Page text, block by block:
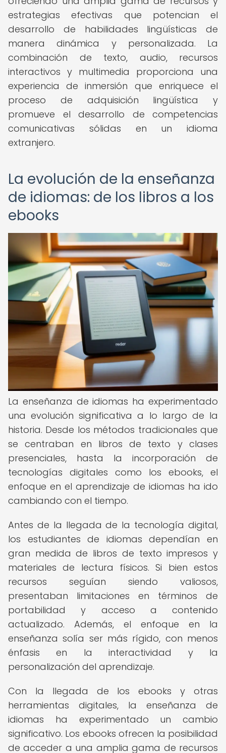
estrategias efectivas que potencian el
desarrollo de habilidades lingüísticas de
manera dinámica y personalizada. La
combinación de texto, audio, recursos
interactivos y multimedia proporciona una
experiencia de inmersión que enriquece el
proceso de adquisición lingüística y
promueve el desarrollo de competencias
comunicativas sólidas en un idioma
extranjero.
La evolución de la enseñanza
de idiomas: de los libros a los
ebooks
La enseñanza de idiomas ha experimentado
una evolución significativa a lo largo de la
historia. Desde los métodos tradicionales que
se centraban en libros de texto y clases
presenciales, hasta la incorporación de
tecnologías digitales como los ebooks, el
enfoque en el aprendizaje de idiomas ha ido
cambiando con el tiempo.
Antes de la llegada de la tecnología digital,
los estudiantes de idiomas dependían en
gran medida de libros de texto impresos y
materiales de lectura físicos. Si bien estos
recursos seguían siendo valiosos,
presentaban limitaciones en términos de
portabilidad y acceso a contenido
actualizado. Además, el enfoque en la
enseñanza solía ser más rígido, con menos
énfasis en la interactividad y la
personalización del aprendizaje.
Con la llegada de los ebooks y otras
herramientas digitales, la enseñanza de
idiomas ha experimentado un cambio
significativo. Los ebooks ofrecen la posibilidad
de acceder a una amplia gama de recursos